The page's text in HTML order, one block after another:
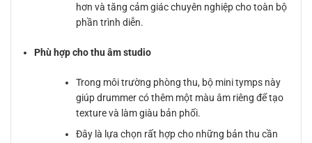
hơn và tăng cảm giác chuyên nghiệp cho toàn bộ
phần trình diễn.
Phù hợp cho thu âm studio
Trong môi trường phòng thu, bộ mini tymps này
giúp drummer có thêm một màu âm riêng để tạo
texture và làm giàu bản phối.
Đây là lựa chọn rất hợp cho những bản thu cần